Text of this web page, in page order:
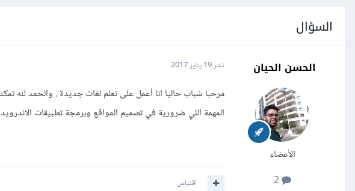
السؤال
الحسن الحيان
الأعضاء
2
نشر19 يناير 2017
المهمة اللي ضرورية في تصميم المواقع وبرمجة تطبيقات الاندرويد
اقتباس